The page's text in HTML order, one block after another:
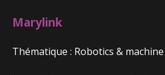
Marylink
Thématique : Robotics &